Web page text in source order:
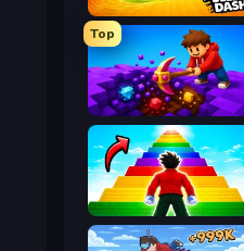
Jelly Dash
Top
Obby: Dig Down
Obby Highest Jump Ever